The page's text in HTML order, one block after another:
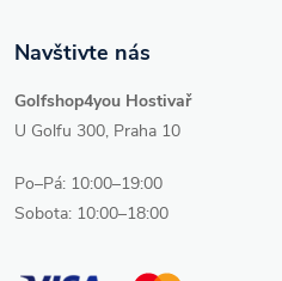
Navštivte nás
Golfshop4you Hostivař
U Golfu 300, Praha 10
Po–Pá: 10:00–19:00
Sobota: 10:00–18:00